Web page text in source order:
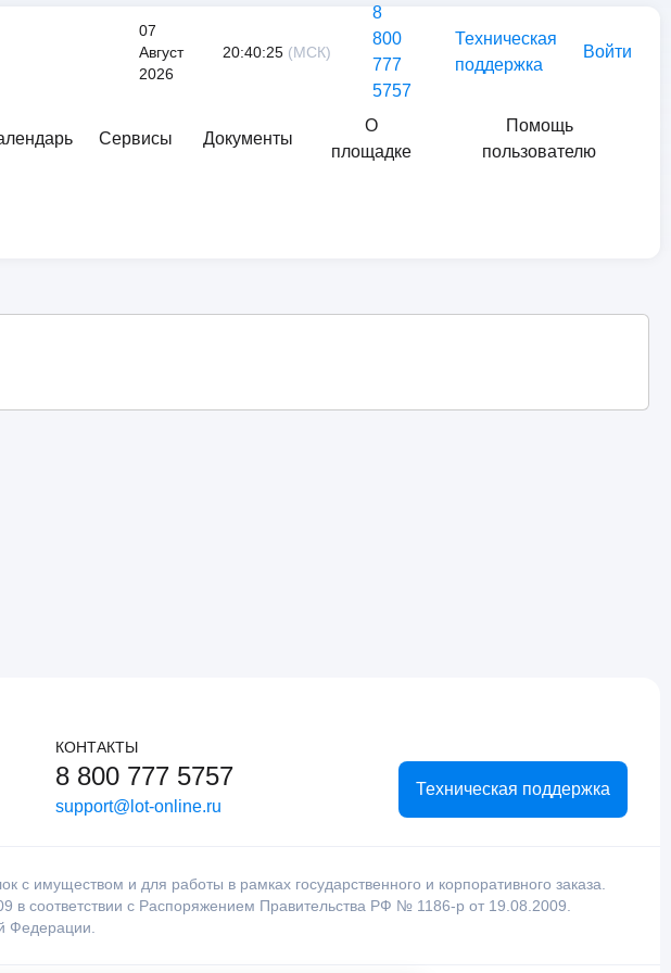
07
Август
2026
20:40:25 (МСК)
8
800
777
5757
Техническая
поддержка
Войти
Сервисы Документы
О
площадке
Помощь
пользователю
КОНТАКТЫ
8 800 777 5757
support@lot-online.ru
Техническая поддержка
имуществом и для работы в рамках государственного и корпоративного заказа.
соответствии с Распоряжением Правительства РФ № 1186-р от 19.08.2009.
Федерации.